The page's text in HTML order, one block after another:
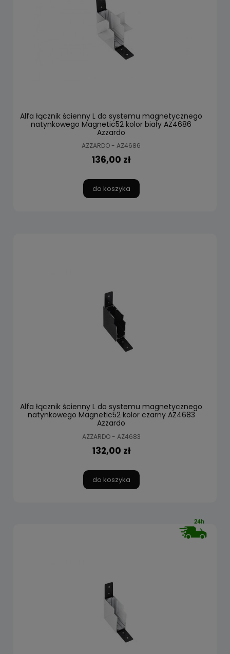
Alfa łącznik ścienny L do systemu magnetycznego
natynkowego Magnetic52 kolor biały AZ4686
Azzardo
AZZARDO - AZ4686
136,00 zł
do koszyka
Alfa łącznik ścienny L do systemu magnetycznego
natynkowego Magnetic52 kolor czarny AZ4683
Azzardo
AZZARDO - AZ4683
132,00 zł
do koszyka